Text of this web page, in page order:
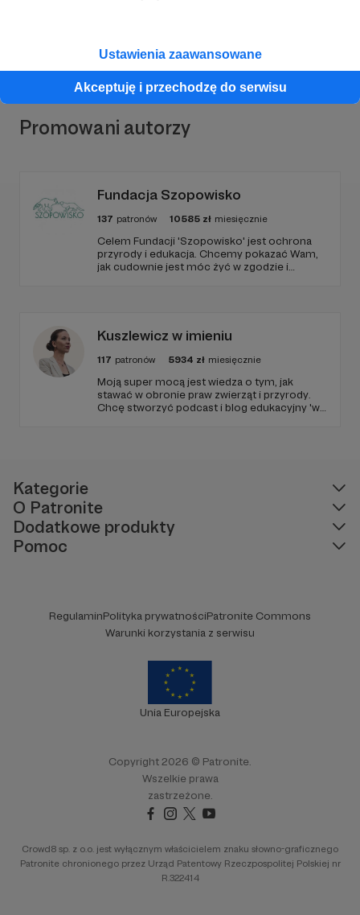
Ustawienia zaawansowane
Akceptuję i przechodzę do serwisu
Promowani autorzy
Fundacja Szopowisko
137 patronów 10585 zł miesięcznie
Celem Fundacji 'Szopowisko' jest ochrona
przyrody i edukacja. Chcemy pokazać Wam,
jak cudownie jest móc żyć w zgodzie i
Kuszlewicz w imieniu
117 patronów 5934 zł miesięcznie
Moją super mocą jest wiedza o tym, jak
stawać w obronie praw zwierząt i przyrody.
Chcę stworzyć podcast i blog edukacyjny 'w
Kategorie
O Patronite
Dodatkowe produkty
Pomoc
RegulaminPolityka prywatnościPatronite Commons
Warunki korzystania z serwisu
Unia Europejska
Copyright 2026 © Patronite.
Wszelkie prawa
zastrzeżone.
Crowd8 sp. z o.o. jest wyłącznym właścicielem znaku słowno-graficznego
Patronite chronionego przez Urząd Patentowy Rzeczpospolitej Polskiej nr
R.322414